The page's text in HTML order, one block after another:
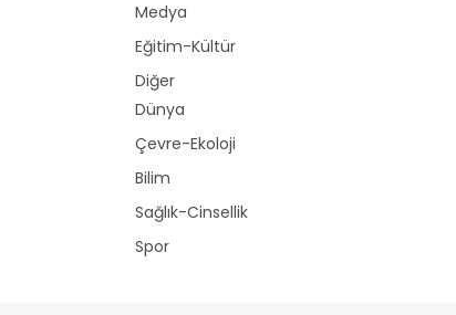
Medya
Eğitim-Kültür
Diğer
Dünya
Çevre-Ekoloji
Bilim
Sağlık-Cinsellik
Spor